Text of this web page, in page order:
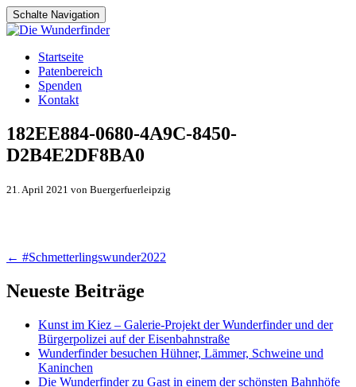
Schalte Navigation
Zum
Inhalt
springen
Startseite
Patenbereich
Spenden
Kontakt
182EE884-0680-4A9C-8450-
D2B4E2DF8BA0
21. April 2021 von Buergerfuerleipzig
Artikel-
Navigation
← #Schmetterlingswunder2022
Neueste Beiträge
Kunst im Kiez – Galerie-Projekt der Wunderfinder und der
Bürgerpolizei auf der Eisenbahnstraße
Wunderfinder besuchen Hühner, Lämmer, Schweine und
Kaninchen
Die Wunderfinder zu Gast in einem der schönsten Bahnhöfe